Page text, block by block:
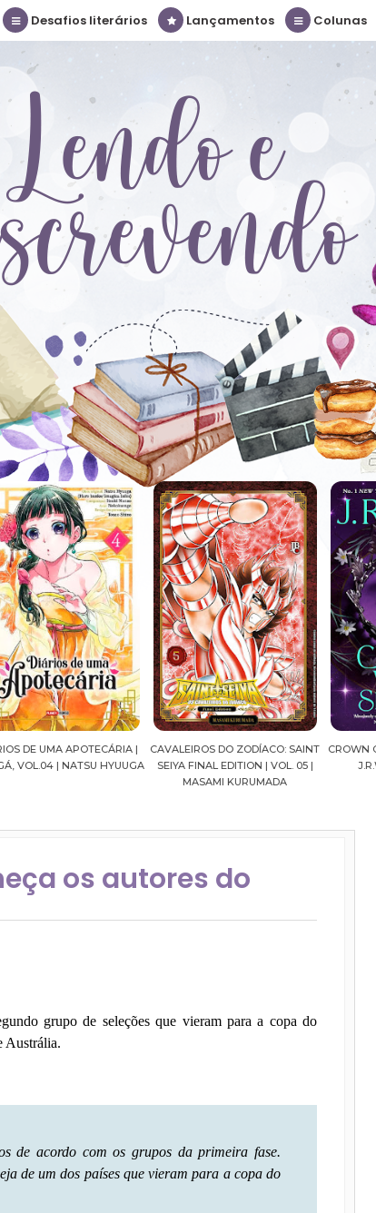
Desafios literários Lançamentos Colunas
DE UMA APOTECÁRIA |
VOL.04 | NATSU HYUUGA
CAVALEIROS DO ZODÍACO: SAINT
SEIYA FINAL EDITION | VOL. 05 |
MASAMI KURUMADA
CROWN
os autores do
grupo de seleções que vieram para a copa do
Austrália.
de acordo com os grupos da primeira fase.
de um dos países que vieram para a copa do